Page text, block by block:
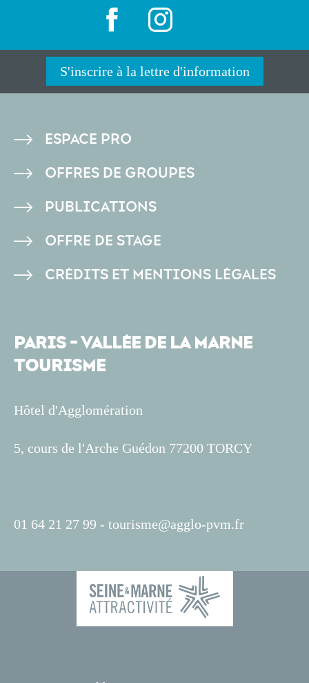
S'inscrire à la lettre d'information
PIED
DE
ESPACE PRO
OFFRES DE GROUPES
PUBLICATIONS
OFFRE DE STAGE
CRÉDITS ET MENTIONS LÉGALES
PARIS - VALLÉE DE LA MARNE
TOURISME
Hôtel d'Agglomération
5, cours de l'Arche Guédon 77200 TORCY
01 64 21 27 99 - tourisme@agglo-pvm.fr